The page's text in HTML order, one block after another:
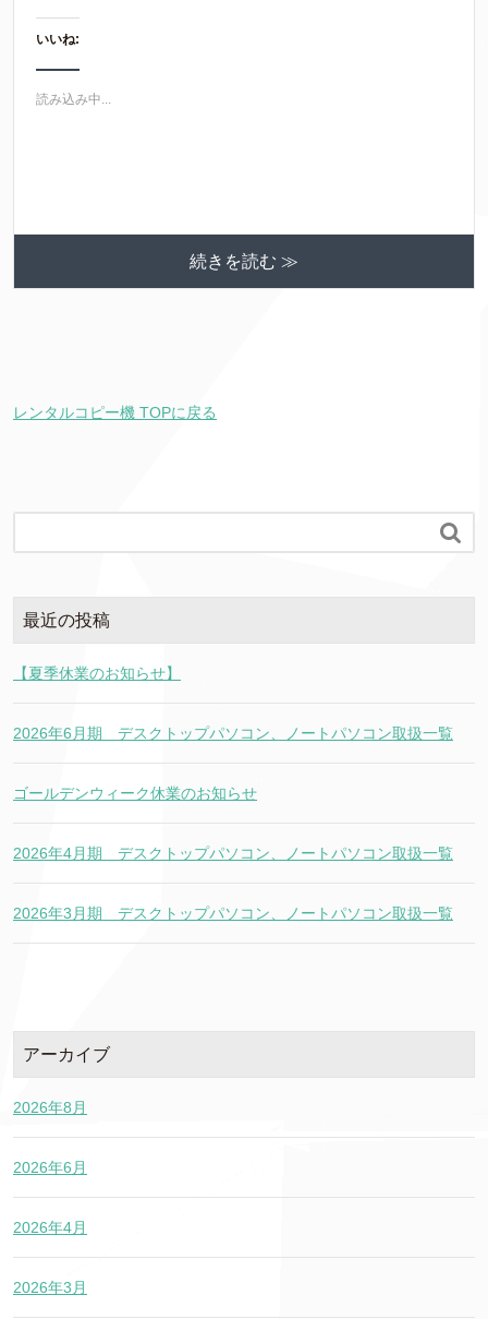
いいね:
読み込み中...
続きを読む ≫
レンタルコピー機 TOPに戻る

最近の投稿
【夏季休業のお知らせ】
2026年6月期 デスクトップパソコン、ノートパソコン取扱一覧
ゴールデンウィーク休業のお知らせ
2026年4月期 デスクトップパソコン、ノートパソコン取扱一覧
2026年3月期 デスクトップパソコン、ノートパソコン取扱一覧
アーカイブ
2026年8月
2026年6月
2026年4月
2026年3月